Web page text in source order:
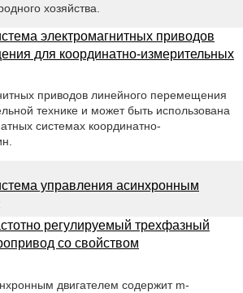
хозяйства.
электромагнитных приводов
для координатно-измерительных
приводов линейного перемещения
технике и может быть использована
системах координатно-
управления асинхронным
регулируемый трехфазный
со свойством
двигателем содержит m-